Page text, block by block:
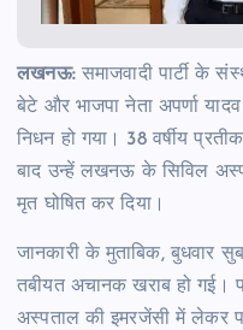
लखनऊ:समाजवादी पार्टी के
बेटे और भाजपा नेता अपर्णा
निधन हो गया। 38 वर्षीय
बाद उन्हें लखनऊ के सिविल
मृत घोषित कर दिया।
जानकारी के मुताबिक, बुधवार
तबीयत अचानक खराब हो गई।
अस्पताल की इमरजेंसी में लेकर